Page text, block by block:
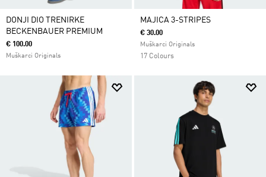
DONJI DIO TRENIRKE
BECKENBAUER PREMIUM
€ 100.00
Muškarci Originals
MAJICA 3-STRIPES
€ 30.00
Muškarci Originals
17 Colours